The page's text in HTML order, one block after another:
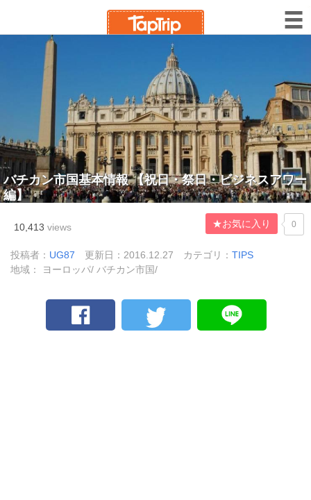
バチカン市国基本情報 【祝日・祭日・ビジネスアワー
編】
10,413 views ★お気に入り 0
投稿者： UG87 更新日：2016.12.27 カテゴリ： TIPS
地域： ヨーロッパ/ バチカン市国/